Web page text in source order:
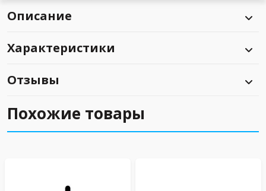
Описание
Характеристики
Отзывы
Похожие товары